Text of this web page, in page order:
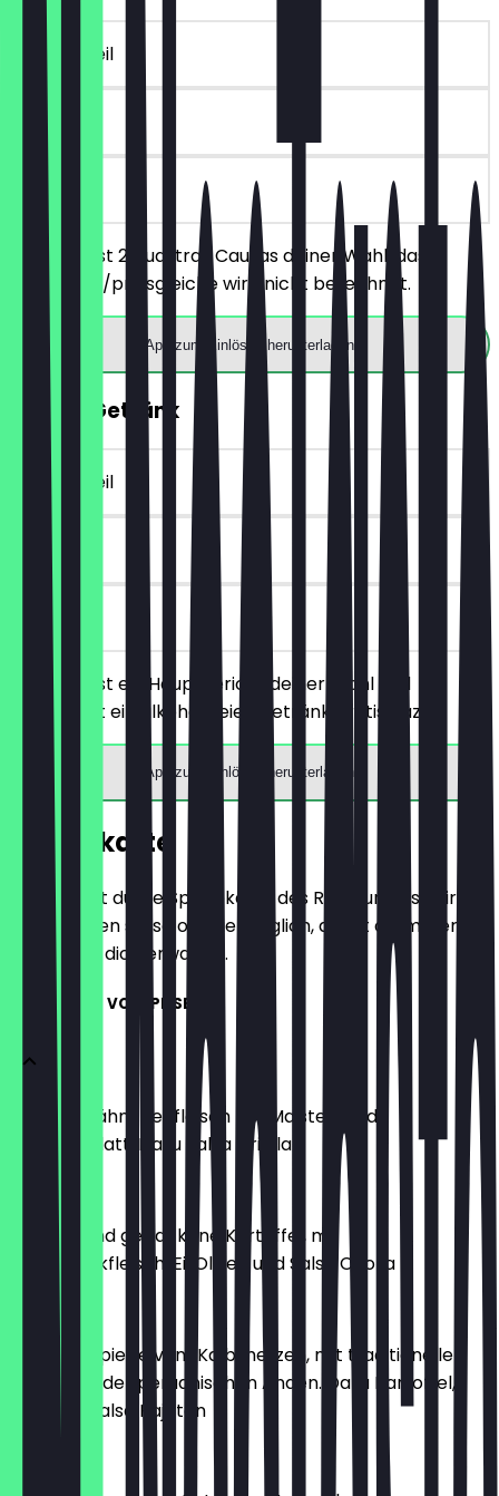
~€ 11 Vorteil
90 Tage
vor Ort
Du bestellst 2 Nuastras Causas deiner Wahl, das
günstigere/preisgleiche wird nicht berechnet.
App zum Einlösen herunterladen
GRATIS Getränk
~€ 5 Vorteil
90 Tage
vor Ort
Du bestellst ein Hauptgericht deiner Wahl und
bekommst ein alkoholfreies Getränk gratis dazu.
App zum Einlösen herunterladen
Speisekarte
Hier findest du die Speisekarte des Restaurants. Wir
aktualisieren sie so oft wie möglich, damit du immer
weißt, was dich erwartet.
ENTRADAS - VORSPEISEN
Saftiges Hähnchenfleisch mit Maisteig und
Bananenblatt. Dazu Salsa Criolla
€ 6,90
Gefüllte und gebackene Kartoffel, mit
Rinderhackfleisch, Ei, Oliven und Salsa Criolla
€ 6,80
Gegrillte Spieße vom Kalbsherzen, mit traditionellen
Gewürzen der peruanischen Anden. Dazu Kartoffel,
Mais und Salsa Pajaten